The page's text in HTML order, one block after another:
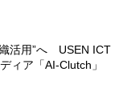
織活用”へ USEN ICT
ィア「AI-Clutch」